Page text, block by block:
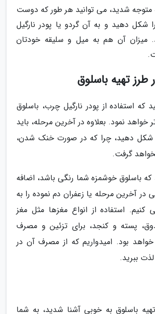
متوجه شدید، می توانید هر طور که دوست
شکل دهید و به آن گردو یا پودر نارگیل
میزان آن هم به میل و سلیقه خودتان
تهیه باسلوق
استفاده از پودر نارگیل چرب، باسلوق
خواهد نمود. بعلاوه در آخرین مرحله، باید
شکل دهید، چرا که در صورت خنک شدن،
گرفت.
باسلوق خوشمزه شما رنگی باشد، اضافه
در آخرین مرحله یا زعفران دم نموده را به
کنیم. استفاده از انواع مغزها مثل مغز
پسته و کنجد، برای تزئین و مصرف
بود. امیدواریم که از مصرف آن در
ببرید.
باسلوق به خوبی آشنا شدید، به شما